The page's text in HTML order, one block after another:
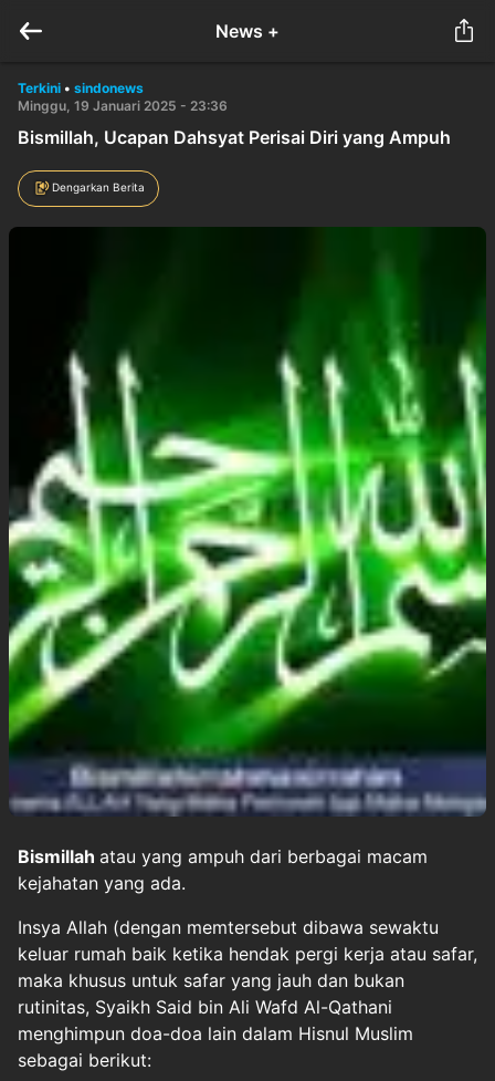
News +
Terkini • sindonews
Minggu, 19 Januari 2025 - 23:36
Bismillah, Ucapan Dahsyat Perisai Diri yang Ampuh
Dengarkan Berita
Bismillah atau yang ampuh dari berbagai macam
kejahatan yang ada.
Insya Allah (dengan memtersebut dibawa sewaktu
keluar rumah baik ketika hendak pergi kerja atau safar,
maka khusus untuk safar yang jauh dan bukan
rutinitas, Syaikh Said bin Ali Wafd Al-Qathani
menghimpun doa-doa lain dalam Hisnul Muslim
sebagai berikut: